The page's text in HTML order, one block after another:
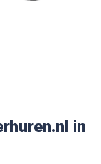
in